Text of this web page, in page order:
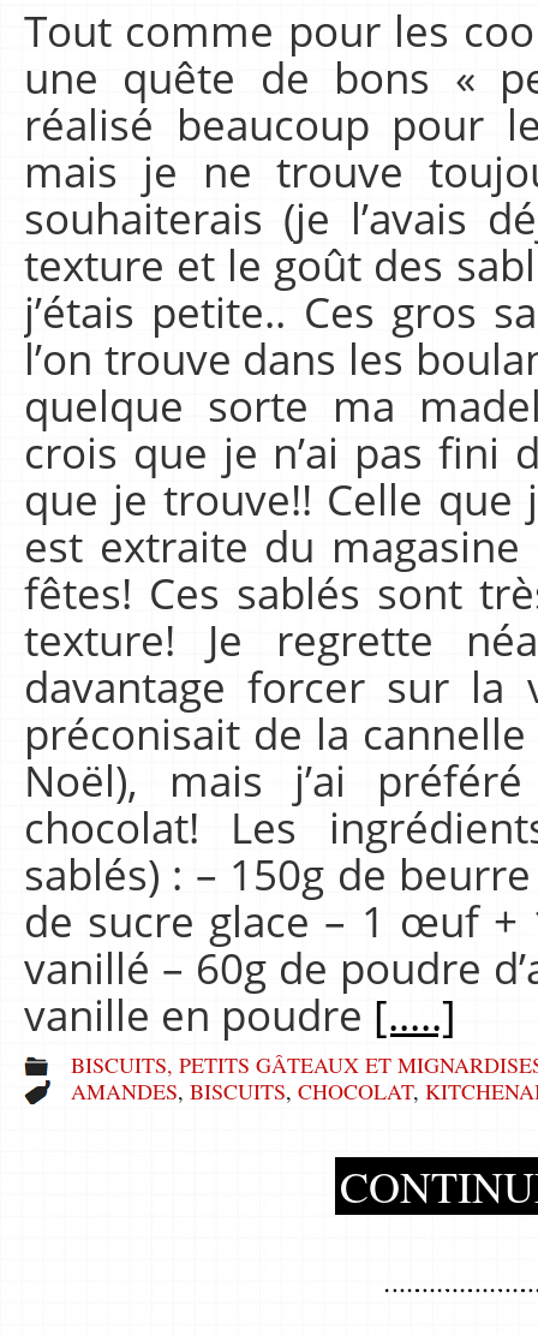
Tout comme pour les
une quête de bons «
réalisé beaucoup pour
mais je ne trouve
souhaiterais (je l’avais
texture et le goût des
j’étais petite.. Ces gros
l’on trouve dans les
quelque sorte ma
crois que je n’ai pas fini
que je trouve!! Celle que
est extraite du magasine
fêtes! Ces sablés sont
texture! Je regrette
davantage forcer sur la
préconisait de la
Noël), mais j’ai
chocolat! Les
sablés) : – 150g de
de sucre glace – 1 œuf +
vanillé – 60g de poudre
vanille en poudre [.....]
BISCUITS, PETITS GÂTEAUX ET
AMANDES, BISCUITS, CHOCOLAT,